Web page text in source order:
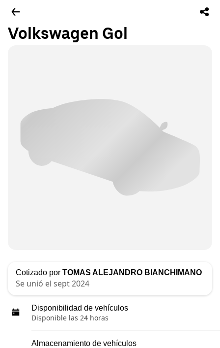
Volkswagen Gol
Cotizado por TOMAS ALEJANDRO BIANCHIMANO
Se unió el sept 2024
Disponibilidad de vehículos
Disponible las 24 horas
Almacenamiento de vehículos